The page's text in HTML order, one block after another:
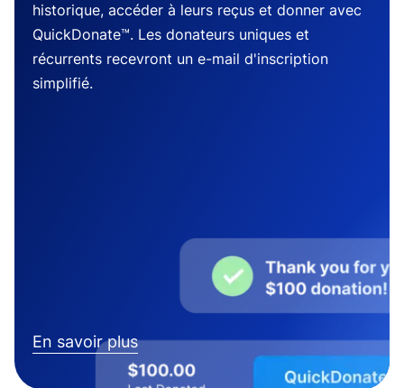
historique, accéder à leurs reçus et donner avec
QuickDonate™. Les donateurs uniques et
récurrents recevront un e-mail d'inscription
simplifié.
En savoir plus